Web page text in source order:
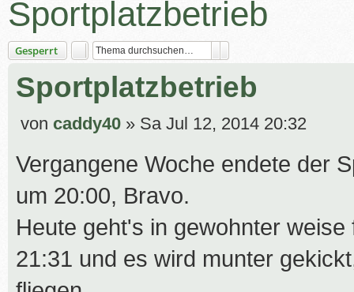
Sportplatzbetrieb
Gesperrt
Sportplatzbetrieb
B
i
r
a
g
von caddy40 » Sa Jul 12, 2014 20:32
Vergangene Woche endete der
um 20:00, Bravo.
Heute geht's in gewohnter weise
21:31 und es wird munter